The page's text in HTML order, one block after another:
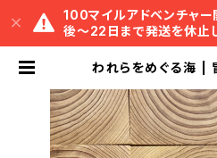
100マイルアドベンチャ
後〜22日まで発送を休止し
われらをめぐる海 |